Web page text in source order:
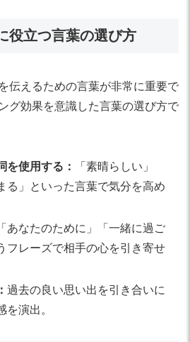
役立つ言葉の選び方
伝えるための言葉が非常に重要で
グ効果を意識した言葉の選び方で
を使用する：
「素晴らしい」
る」といった言葉で気分を高め
「あなたのために」「一緒に過ご
フレーズで相手の心を引き寄せ
過去の良い思い出を引き合いに
を演出。